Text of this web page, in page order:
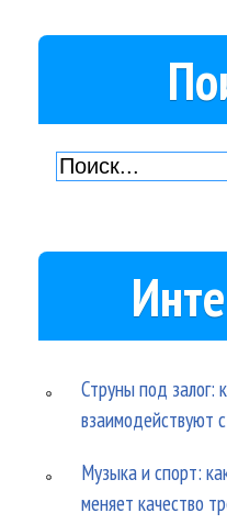
Струны под залог:
взаимодействуют
Музыка и спорт:
меняет качество